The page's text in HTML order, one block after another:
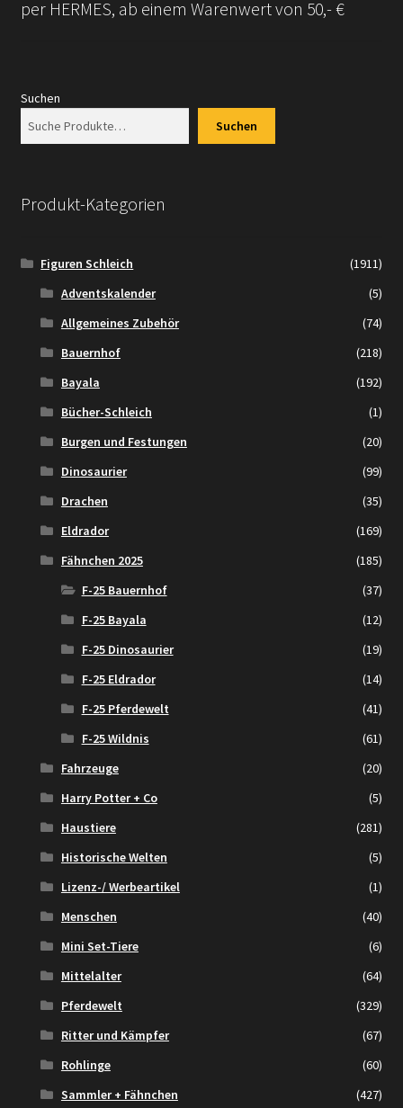
per HERMES, ab einem Warenwert von 50,- €
Suchen
Suchen
Produkt-Kategorien
Figuren Schleich
(1911)
Adventskalender
(5)
Allgemeines Zubehör
(74)
Bauernhof
(218)
Bayala
(192)
Bücher-Schleich
(1)
Burgen und Festungen
(20)
Dinosaurier
(99)
Drachen
(35)
Eldrador
(169)
Fähnchen 2025
(185)
F-25 Bauernhof
(37)
F-25 Bayala
(12)
F-25 Dinosaurier
(19)
F-25 Eldrador
(14)
F-25 Pferdewelt
(41)
F-25 Wildnis
(61)
Fahrzeuge
(20)
Harry Potter + Co
(5)
Haustiere
(281)
Historische Welten
(5)
Lizenz-/ Werbeartikel
(1)
Menschen
(40)
Mini Set-Tiere
(6)
Mittelalter
(64)
Pferdewelt
(329)
Ritter und Kämpfer
(67)
Rohlinge
(60)
Sammler + Fähnchen
(427)